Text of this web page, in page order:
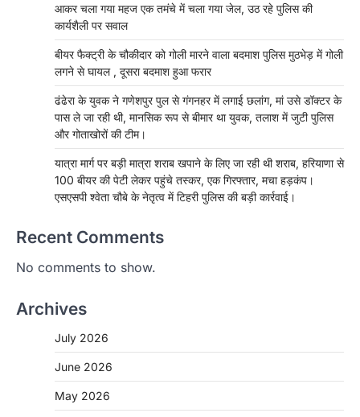
आकर चला गया महज एक तमंचे में चला गया जेल, उठ रहे पुलिस की
कार्यशैली पर सवाल
बीयर फैक्ट्री के चौकीदार को गोली मारने वाला बदमाश पुलिस मुठभेड़ में गोली
लगने से घायल , दूसरा बदमाश हुआ फरार
ढंढेरा के युवक ने गणेशपुर पुल से गंगनहर में लगाई छलांग, मां उसे डॉक्टर के
पास ले जा रही थी, मानसिक रूप से बीमार था युवक, तलाश में जुटी पुलिस
और गोताखोरों की टीम।
यात्रा मार्ग पर बड़ी मात्रा शराब खपाने के लिए जा रही थी शराब, हरियाणा से
100 बीयर की पेटी लेकर पहुंचे तस्कर, एक गिरफ्तार, मचा हड़कंप।
एसएसपी श्वेता चौबे के नेतृत्व में टिहरी पुलिस की बड़ी कार्रवाई।
Recent Comments
No comments to show.
Archives
July 2026
June 2026
May 2026